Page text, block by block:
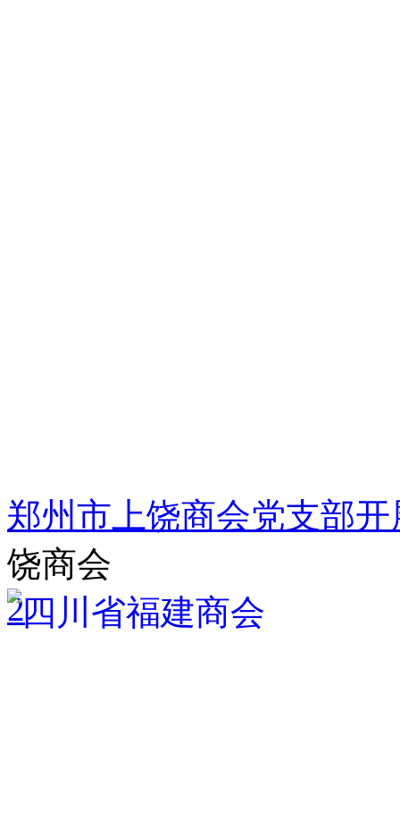
郑州市上饶商会党支部
饶商会
2